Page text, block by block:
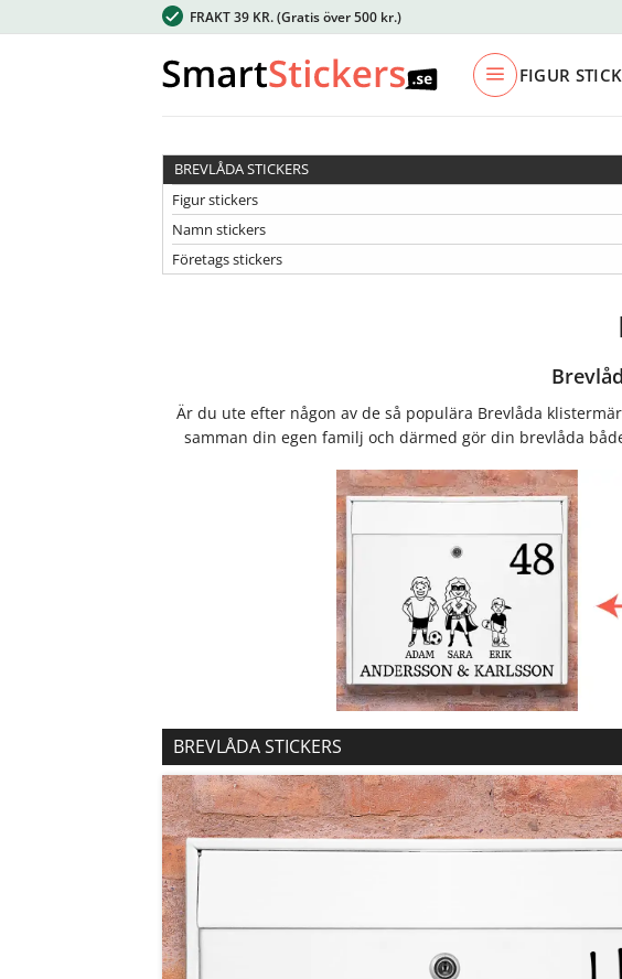
to
FRAKT 39 KR.(Gratis över 500 kr.)
FIGUR
Är du ute efter någon av de så populära Brevlåda
samman din egen familj och därmed gör din brevlåda
BREVLÅDA STICKERS
BREVLÅDA STICKERS
Figur stickers
Namn stickers
Företags stickers